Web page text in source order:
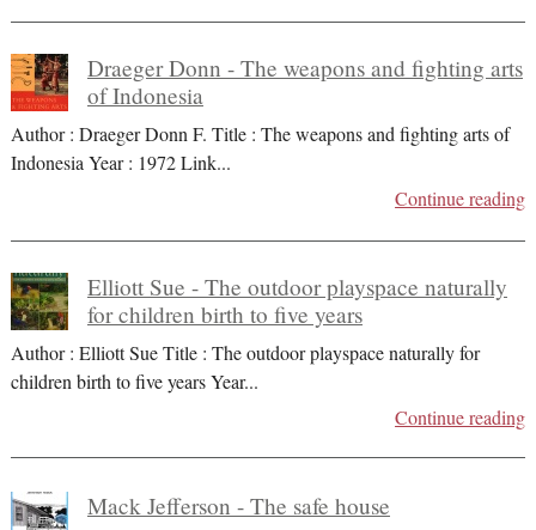
Draeger Donn - The weapons and fighting arts
of Indonesia
Author : Draeger Donn F. Title : The weapons and fighting arts of
Indonesia Year : 1972 Link...
Continue reading
Elliott Sue - The outdoor playspace naturally
for children birth to five years
Author : Elliott Sue Title : The outdoor playspace naturally for
children birth to five years Year...
Continue reading
Mack Jefferson - The safe house